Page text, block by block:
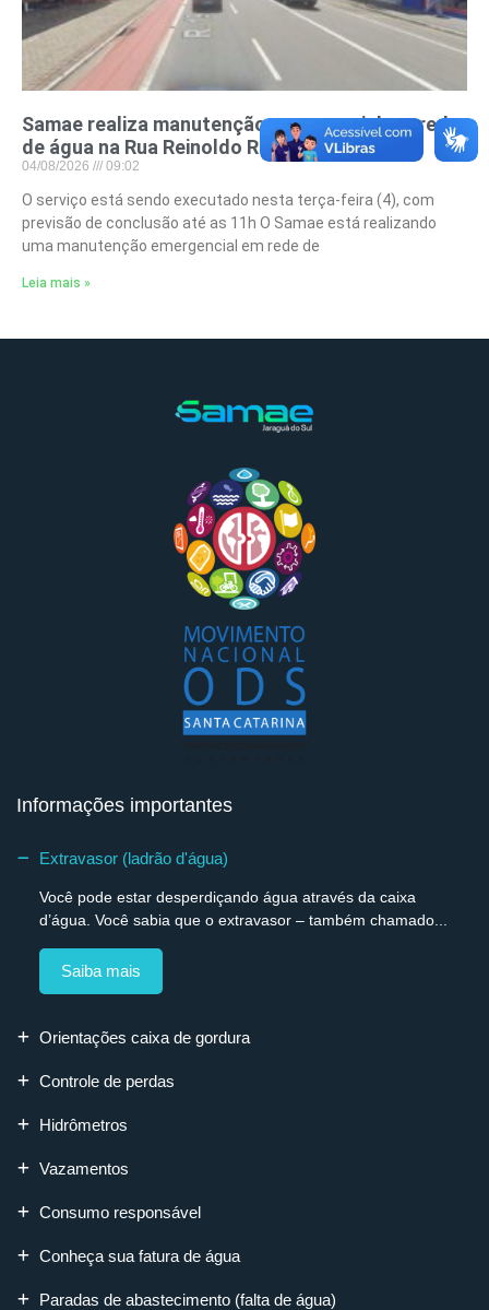
Samae realiza manutenção emergencial em rede
de água na Rua Reinoldo Rau
04/08/2026 09:02
O serviço está sendo executado nesta terça-feira (4), com
previsão de conclusão até as 11h O Samae está realizando
uma manutenção emergencial em rede de
Leia mais »
Informações importantes
Extravasor (ladrão d'água)
Você pode estar desperdiçando água através da caixa
d’água. Você sabia que o extravasor – também chamado...
Saiba mais
Orientações caixa de gordura
Controle de perdas
Hidrômetros
Vazamentos
Consumo responsável
Conheça sua fatura de água
Paradas de abastecimento (falta de água)